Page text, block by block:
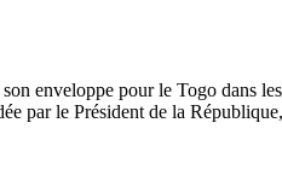
enveloppe pour le Togo dans
par le Président de la